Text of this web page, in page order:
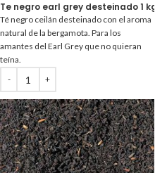
Te negro earl grey desteinado 1 kg.
Té negro ceilán desteinado con el aroma
natural de la bergamota. Para los
amantes del Earl Grey que no quieran
teína.